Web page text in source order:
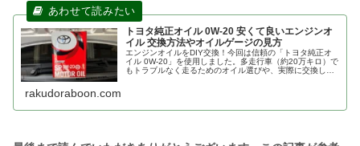
トヨタ純正オイル 0W-20 安くて良いエンジンオ
イル 交換方法やオイルゲージの見方
エンジンオイルをDIY交換！今回は信頼の「トヨタ純正オ
イル 0W-20」を使用しました。多走行車（約20万キロ）で
もトラブルなく走るためのオイル選びや、実際に交換して
rakudoraboon.com